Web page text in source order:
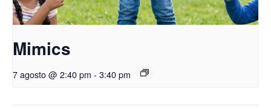
Mimics
7 agosto @ 2:40 pm - 3:40 pm